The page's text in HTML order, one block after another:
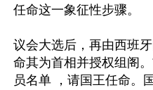
任命这一象征性步骤。
议会大选后，再由西班
命其为首相并授权组阁
员名单 ，请国王任命。